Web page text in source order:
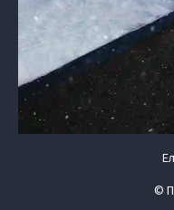
©